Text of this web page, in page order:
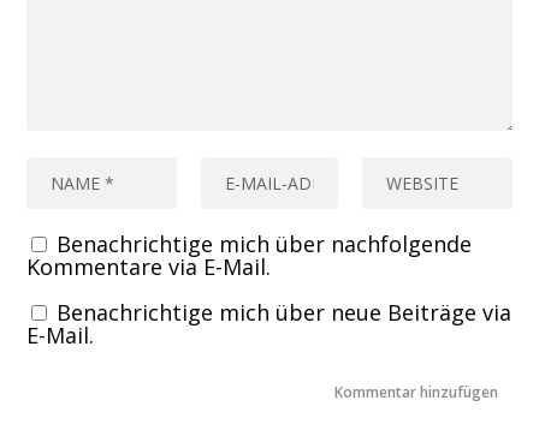
Benachrichtige mich über nachfolgende
Kommentare via E-Mail.
Benachrichtige mich über neue Beiträge via
E-Mail.